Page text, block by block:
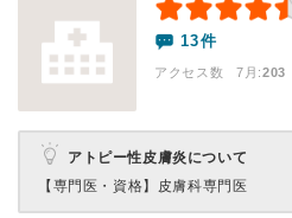
13件
アクセス数 7月:203
アトピー性皮膚炎について
【専門医・資格】 皮膚科専門医